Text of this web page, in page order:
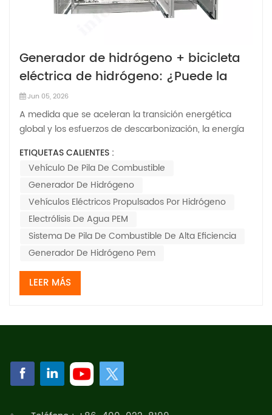
Generador de hidrógeno + bicicleta
eléctrica de hidrógeno: ¿Puede la
producción distribuida de hidrógeno
impulsar la movilidad con cero
emisiones de carbono?
Jun 05, 2026
A medida que se aceleran la transición energética
global y los esfuerzos de descarbonización, la energía
materia prima industrial a un combustible para el
consumidor. A diferencia de los combustibles
tradicionales vehículo de pila de combustible En...
ETIQUETAS CALIENTES :
Vehículo De Pila De Combustible
Generador De Hidrógeno
Vehículos Eléctricos Propulsados ​​por Hidrógeno
Electrólisis De Agua PEM
Sistema De Pila De Combustible De Alta Eficiencia
Generador De Hidrógeno Pem
LEER MÁS